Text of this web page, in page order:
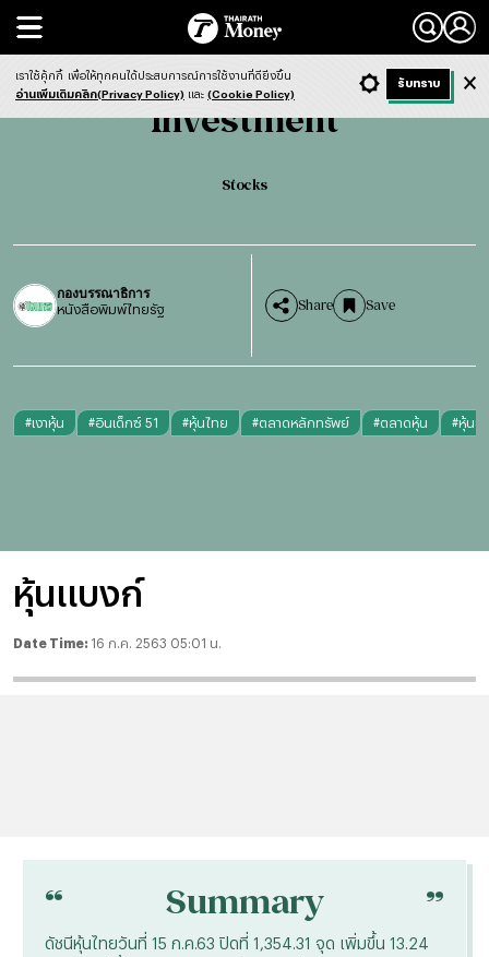
Search
Investment Stocks
Investment
Stocks
กองบรรณาธิการ
หนังสือพิมพ์ไทยรัฐ Share Save
#เงาหุ้น #อินเด็กซ์ 51 #หุ้นไทย #ตลาดหลักทรัพย์ #ตลาดหุ้น #หุ้นแ
หุ้นแบงก์
Date Time: 16 ก.ค. 2563 05:01 น.
- ก + ก Dark ฟังข่าว
“ Summary “
ดัชนีหุ้นไทยวันที่ 15 ก.ค.63 ปิดที่ 1,354.31 จุด เพิ่มขึ้น 13.24
เราใช้คุ้กกี้ เพื่อให้ทุกคนได้ประสบการณ์การใช้งานที่ดียิ่งขึ้น
อ่านเพิ่มเติมคลิก(Privacy Policy) และ (Cookie Policy)
รับทราบ